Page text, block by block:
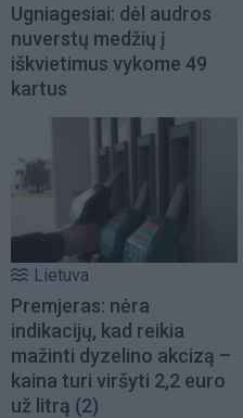
Ugniagesiai: dėl audros
nuverstų medžių į
iškvietimus vykome 49
kartus
Lietuva
Premjeras: nėra
indikacijų, kad reikia
mažinti dyzelino akcizą –
kaina turi viršyti 2,2 euro
už litrą (2)